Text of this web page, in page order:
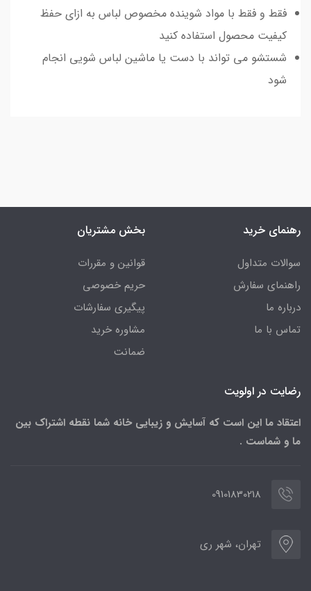
فقط و فقط با مواد شوینده مخصوص لباس به ازای حفظ
کیفیت محصول استفاده کنید
شستشو می تواند با دست یا ماشین لباس شویی انجام
شود
رهنمای خرید
سوالات متداول
راهنمای سفارش
درباره ما
تماس با ما
بخش مشتریان
قوانین و مقررات
حریم خصوصی
پیگیری سفارشات
مشاوره خرید
ضمانت
رضایت در اولویت
اعتقاد ما این است که آسایش و زیبایی خانه شما نقطه اشتراک بین
ما و شماست .
09101830218
تهران، شهر ری